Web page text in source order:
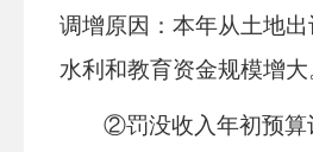
调增原因：本年从土地
水利和教育资金规模增大
②罚没收入年初预算